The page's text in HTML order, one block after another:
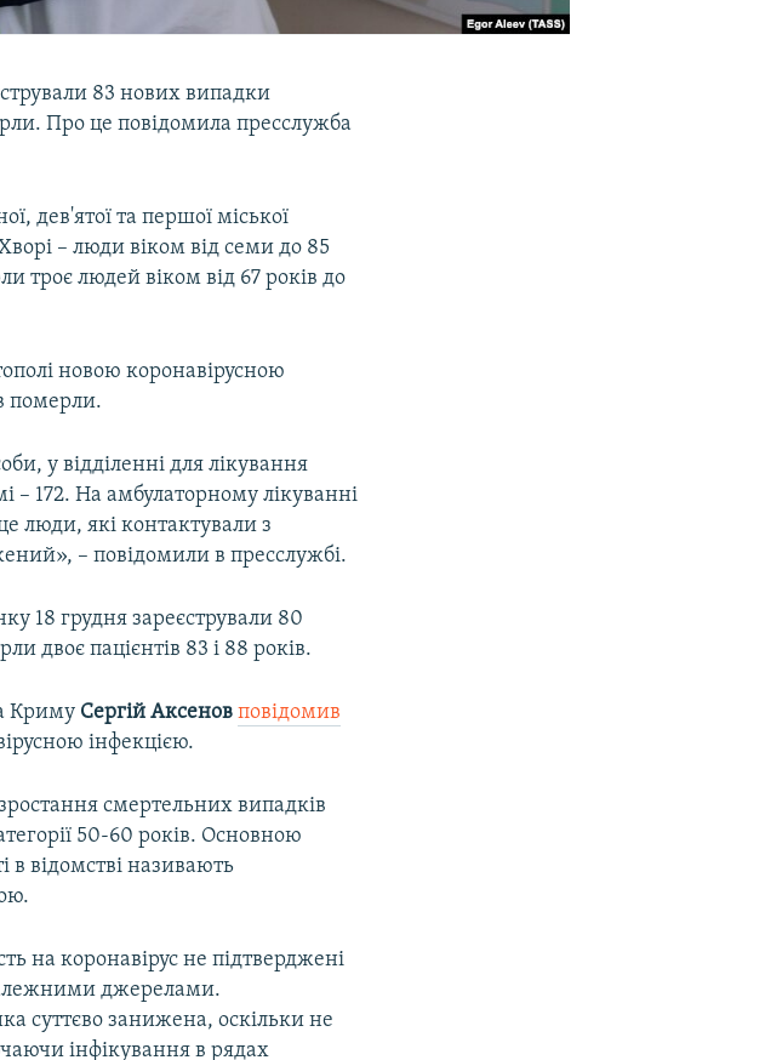
83 нових випадки
Про це повідомила пресслужба
дев'ятої та першої міської
– люди віком від семи до 85
троє людей віком від 67 років до
новою коронавірусною
померли.
у відділенні для лікування
– 172. На амбулаторному лікуванні
люди, які контактували з
– повідомили в пресслужбі.
18 грудня зареєстрували 80
двоє пацієнтів 83 і 88 років.
Криму Сергій Аксенов повідомив
інфекцією.
смертельних випадків
50-60 років. Основною
в відомстві називають
на коронавірус не підтверджені
джерелами.
суттєво занижена, оскільки не
інфікування в рядах